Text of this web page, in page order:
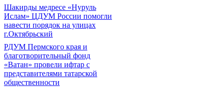
Шакирды медресе «Нуруль
Ислам» ЦДУМ России помогли
навести порядок на улицах
г.Октябрьский
РДУМ Пермского края и
благотворительный фонд
«Ватан» провели ифтар с
представителями татарской
общественности